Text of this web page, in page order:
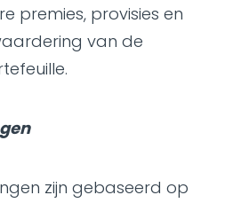
premies, provisies en
van de
zijn gebaseerd op